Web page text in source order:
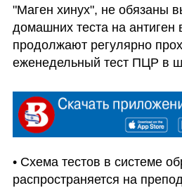
"Маген хинух", не обязаны
домашних теста на
продолжают регулярно
еженедельный тест ПЦР в
• Схема тестов в системе
распространяется на